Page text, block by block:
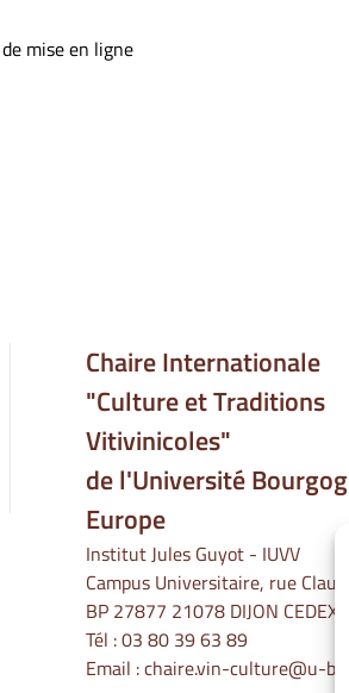
mise en ligne
Chaire Internationale
"Culture et Traditions
Vitivinicoles"
de l'Université
Europe
Institut Jules Guyot - IUVV
Campus Universitaire, rue
BP 27877 21078 DIJON CEDEX
Tél :03 80 39 63 89
Email :chaire.vin-culture@u-